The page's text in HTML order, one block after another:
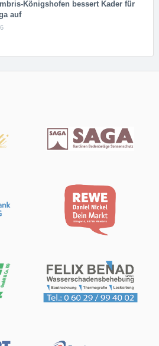
Kö­n­igs­ho­fen bessert Kader für
auf